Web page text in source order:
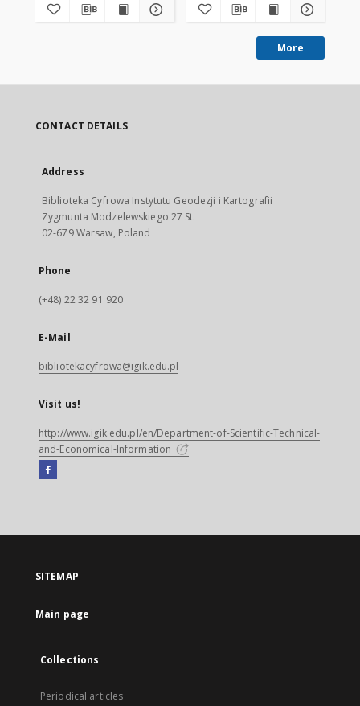
More
CONTACT DETAILS
Address
Biblioteka Cyfrowa Instytutu Geodezji i Kartografii
Zygmunta Modzelewskiego 27 St.
02-679 Warsaw, Poland
Phone
(+48) 22 32 91 920
E-Mail
bibliotekacyfrowa@igik.edu.pl
Visit us!
http://www.igik.edu.pl/en/Department-of-Scientific-Technical-
and-Economical-Information
Facebook
open
new
SITEMAP
Main page
Collections
Periodical articles